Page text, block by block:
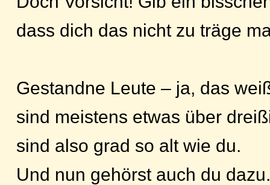
dass dich das nicht zu träge
Gestandne Leute – ja, das
sind meistens etwas über
sind also grad so alt wie du.
Und nun gehörst auch du dazu.